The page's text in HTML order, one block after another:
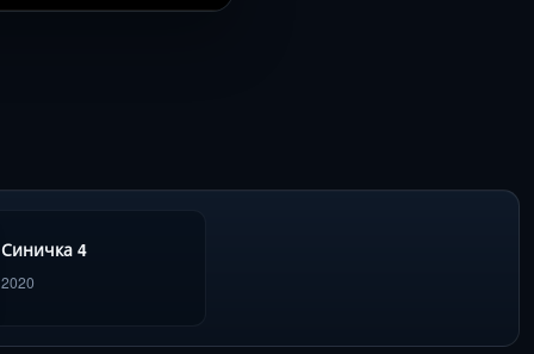
Синичка 4
2020